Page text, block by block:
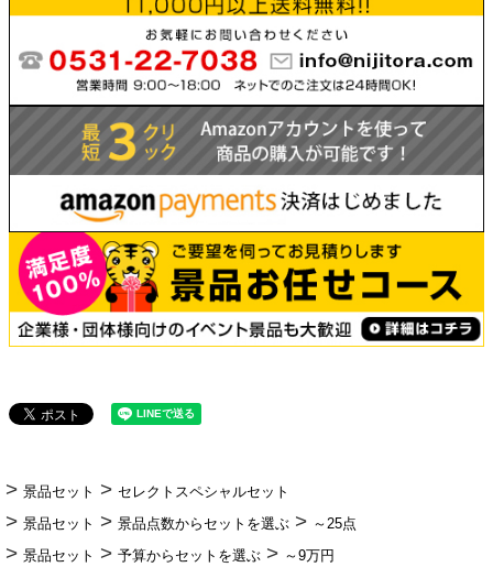
景品セット
セレクトスペシャルセット
景品セット
景品点数からセットを選ぶ
～25点
景品セット
予算からセットを選ぶ
～9万円